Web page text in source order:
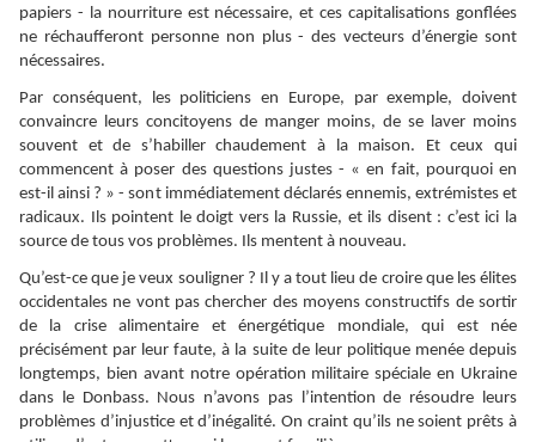
papiers - la nourriture est nécessaire, et ces capitalisations gonflées
ne réchaufferont personne non plus - des vecteurs d’énergie sont
nécessaires.
Par conséquent, les politiciens en Europe, par exemple, doivent
convaincre leurs concitoyens de manger moins, de se laver moins
souvent et de s’habiller chaudement à la maison. Et ceux qui
commencent à poser des questions justes - « en fait, pourquoi en
est-il ainsi ? » - sont immédiatement déclarés ennemis, extrémistes et
radicaux. Ils pointent le doigt vers la Russie, et ils disent : c’est ici la
source de tous vos problèmes. Ils mentent à nouveau.
Qu’est-ce que je veux souligner ? Il y a tout lieu de croire que les élites
occidentales ne vont pas chercher des moyens constructifs de sortir
de la crise alimentaire et énergétique mondiale, qui est née
précisément par leur faute, à la suite de leur politique menée depuis
longtemps, bien avant notre opération militaire spéciale en Ukraine
dans le Donbass. Nous n’avons pas l’intention de résoudre leurs
problèmes d’injustice et d’inégalité. On craint qu’ils ne soient prêts à